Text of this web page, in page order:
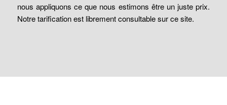
nous appliquons ce que nous estimons être un juste prix.
Notre tarification est librement consultable sur ce site.